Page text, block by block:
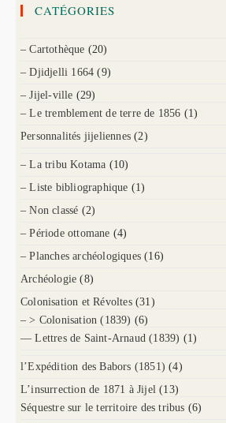
CATÉGORIES
– Cartothèque (20)
– Djidjelli 1664 (9)
– Jijel-ville (29)
– Le tremblement de terre de 1856 (1)
Personnalités jijeliennes (2)
– La tribu Kotama (10)
– Liste bibliographique (1)
– Non classé (2)
– Période ottomane (4)
– Planches archéologiques (16)
Archéologie (8)
Colonisation et Révoltes (31)
– > Colonisation (1839) (6)
— Lettres de Saint-Arnaud (1839) (1)
l’Expédition des Babors (1851) (4)
L’insurrection de 1871 à Jijel (13)
Séquestre sur le territoire des tribus (6)